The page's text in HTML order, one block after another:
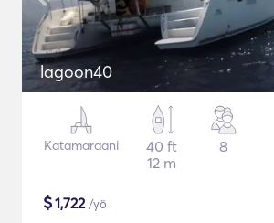
lagoon40
Katamaraani
40 ft
12 m
8
$1,722/yö